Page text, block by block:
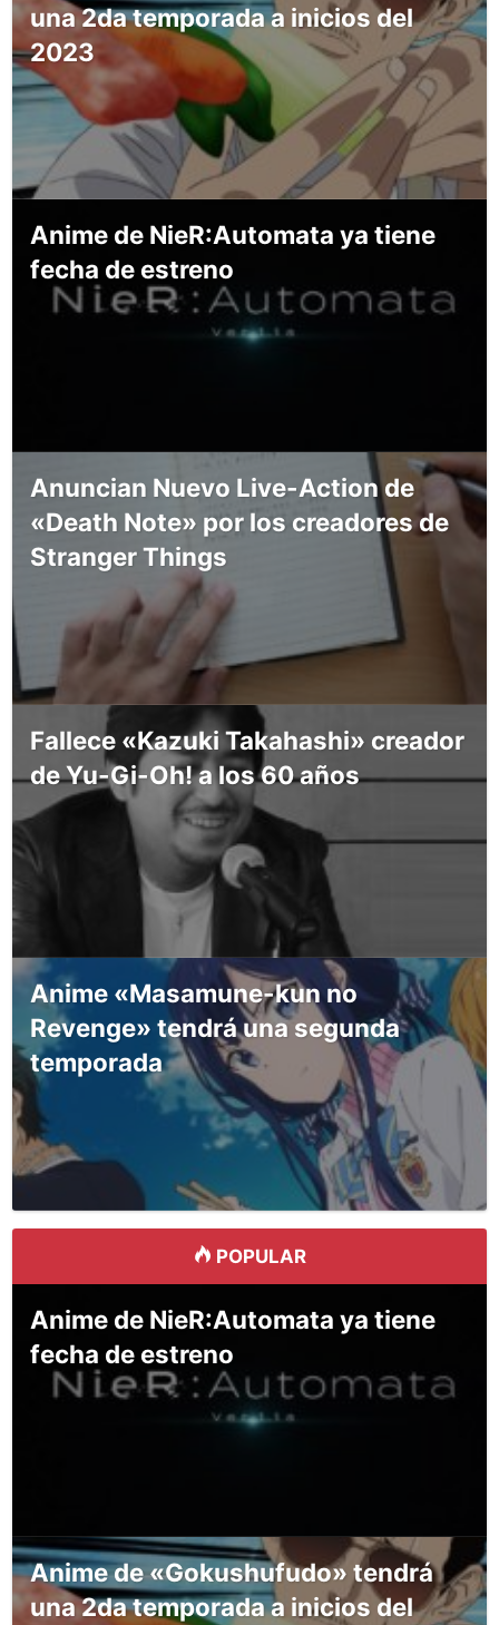
una 2da temporada a inicios del
2023
Anime de NieR:Automata ya tiene
fecha de estreno
Anuncian Nuevo Live-Action de
«Death Note» por los creadores de
Stranger Things
Fallece «Kazuki Takahashi» creador
de Yu-Gi-Oh! a los 60 años
Anime «Masamune-kun no
Revenge» tendrá una segunda
temporada
POPULAR
Anime de NieR:Automata ya tiene
fecha de estreno
Anime de «Gokushufudo» tendrá
una 2da temporada a inicios del